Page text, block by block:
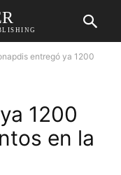
entregó ya 1200
1200
en la